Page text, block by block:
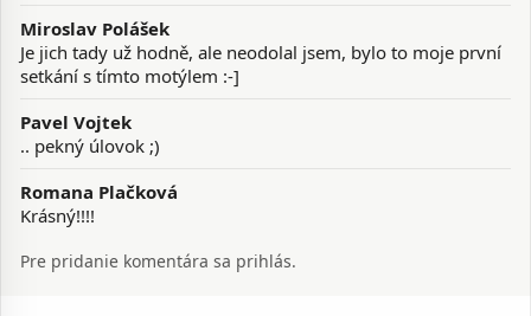
Miroslav Polášek
Je jich tady už hodně, ale neodolal jsem, bylo to moje první
setkání s tímto motýlem :-]
Pavel Vojtek
.. pekný úlovok ;)
Romana Plačková
Krásný!!!!
Pre pridanie komentára sa prihlás.